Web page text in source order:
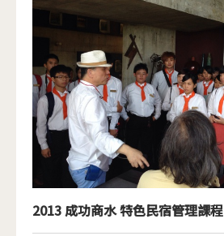
2013 成功商水 特色民宿管理課程